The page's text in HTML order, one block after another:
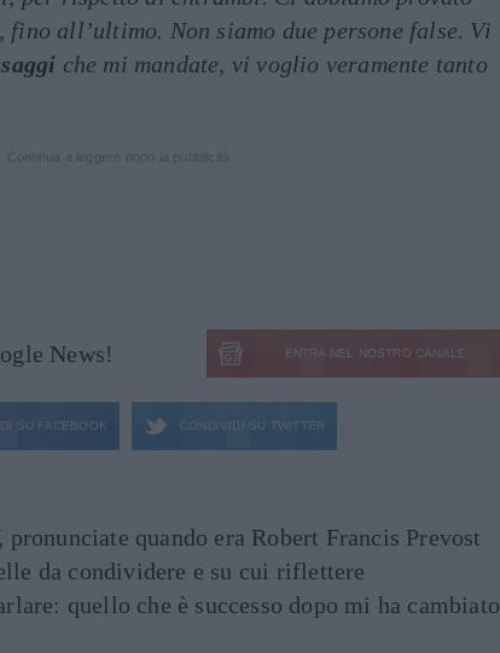
fino all’ultimo. Non siamo due persone false. Vi
che mi mandate, vi voglio veramente tanto
News! ENTRA NEL NOSTRO CANALE
SU FACEBOOK CONDIVIDI SU TWITTER
quando era Robert Francis Prevost
da condividere e su cui riflettere
quello che è successo dopo mi ha cambiato